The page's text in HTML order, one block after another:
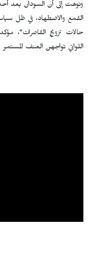
ونوهت إلى أن السودان يعد
القمع والاضطهاد، في ظل
حالات تزويج القاصرات"،
اللواتي تواجهن العنف